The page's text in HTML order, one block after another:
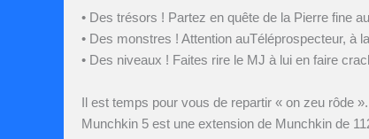
• Des trésors ! Partez en quête de la Pierre fine
• Des monstres ! Attention auTéléprospecteur, à
• Des niveaux ! Faites rire le MJ à lui en faire
Il est temps pour vous de repartir « on zeu rôde
Munchkin 5 est une extension de Munchkin de